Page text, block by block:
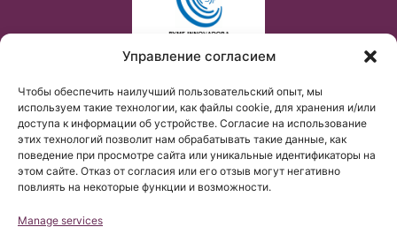
Управление согласием
Чтобы обеспечить наилучший пользовательский опыт, мы
используем такие технологии, как файлы cookie, для хранения и/или
доступа к информации об устройстве. Согласие на использование
этих технологий позволит нам обрабатывать такие данные, как
поведение при просмотре сайта или уникальные идентификаторы на
этом сайте. Отказ от согласия или его отзыв могут негативно
повлиять на некоторые функции и возможности.
Manage services